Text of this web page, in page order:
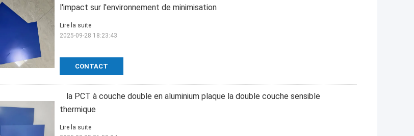
l'impact sur l'environnement de minimisation
CONTACT
Lire la suite
2025-09-28 18:23:43
la PCT à couche double en aluminium plaque la double couche sensible
thermique
Lire la suite